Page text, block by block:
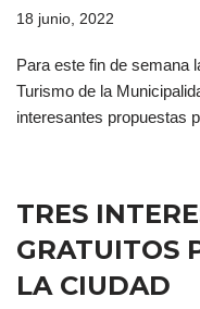
18 junio, 2022
Para este fin de semana
Turismo de la
interesantes propuestas
TRES
GRATUITOS
LA CIUDAD